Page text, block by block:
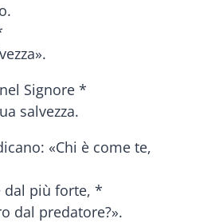
Signore *
salvezza.
«Chi è come te,
dal più forte, *
dal predatore?».